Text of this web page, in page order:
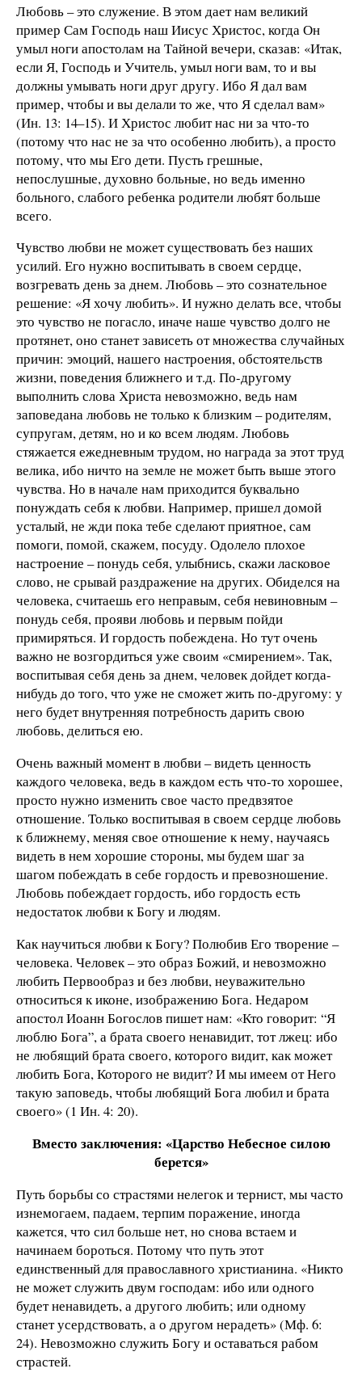
Любовь – это служение. В этом дает нам великий
пример Сам Господь наш Иисус Христос, когда Он
умыл ноги апостолам на Тайной вечери, сказав: «Итак,
если Я, Господь и Учитель, умыл ноги вам, то и вы
должны умывать ноги друг другу. Ибо Я дал вам
пример, чтобы и вы делали то же, что Я сделал вам»
(Ин. 13: 14–15). И Христос любит нас ни за что-то
(потому что нас не за что особенно любить), а просто
потому, что мы Его дети. Пусть грешные,
непослушные, духовно больные, но ведь именно
больного, слабого ребенка родители любят больше
всего.
Чувство любви не может существовать без наших
усилий. Его нужно воспитывать в своем сердце,
возгревать день за днем. Любовь – это сознательное
решение: «Я хочу любить». И нужно делать все, чтобы
это чувство не погасло, иначе наше чувство долго не
протянет, оно станет зависеть от множества случайных
причин: эмоций, нашего настроения, обстоятельств
жизни, поведения ближнего и т.д. По-другому
выполнить слова Христа невозможно, ведь нам
заповедана любовь не только к близким – родителям,
супругам, детям, но и ко всем людям. Любовь
стяжается ежедневным трудом, но награда за этот труд
велика, ибо ничто на земле не может быть выше этого
чувства. Но в начале нам приходится буквально
понуждать себя к любви. Например, пришел домой
усталый, не жди пока тебе сделают приятное, сам
помоги, помой, скажем, посуду. Одолело плохое
настроение – понудь себя, улыбнись, скажи ласковое
слово, не срывай раздражение на других. Обиделся на
человека, считаешь его неправым, себя невиновным –
понудь себя, прояви любовь и первым пойди
примиряться. И гордость побеждена. Но тут очень
важно не возгордиться уже своим «смирением». Так,
воспитывая себя день за днем, человек дойдет когда-
нибудь до того, что уже не сможет жить по-другому: у
него будет внутренняя потребность дарить свою
любовь, делиться ею.
Очень важный момент в любви – видеть ценность
каждого человека, ведь в каждом есть что-то хорошее,
просто нужно изменить свое часто предвзятое
отношение. Только воспитывая в своем сердце любовь
к ближнему, меняя свое отношение к нему, научаясь
видеть в нем хорошие стороны, мы будем шаг за
шагом побеждать в себе гордость и превозношение.
Любовь побеждает гордость, ибо гордость есть
недостаток любви к Богу и людям.
Как научиться любви к Богу? Полюбив Его творение –
человека. Человек – это образ Божий, и невозможно
любить Первообраз и без любви, неуважительно
относиться к иконе, изображению Бога. Недаром
апостол Иоанн Богослов пишет нам: «Кто говорит: “Я
люблю Бога”, а брата своего ненавидит, тот лжец: ибо
не любящий брата своего, которого видит, как может
любить Бога, Которого не видит? И мы имеем от Него
такую заповедь, чтобы любящий Бога любил и брата
своего» (1 Ин. 4: 20).
Вместо заключения: «Царство Небесное силою
берется»
Путь борьбы со страстями нелегок и тернист, мы часто
изнемогаем, падаем, терпим поражение, иногда
кажется, что сил больше нет, но снова встаем и
начинаем бороться. Потому что путь этот
единственный для православного христианина. «Никто
не может служить двум господам: ибо или одного
будет ненавидеть, а другого любить; или одному
станет усердствовать, а о другом нерадеть» (Мф. 6:
24). Невозможно служить Богу и оставаться рабом
страстей.